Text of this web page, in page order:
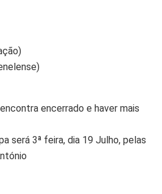
encerrado e haver mais
será 3ª feira, dia 19 Julho, pelas